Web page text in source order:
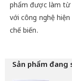
phẩm được làm từ
với công nghệ
chế biến.
Sản phẩm đang